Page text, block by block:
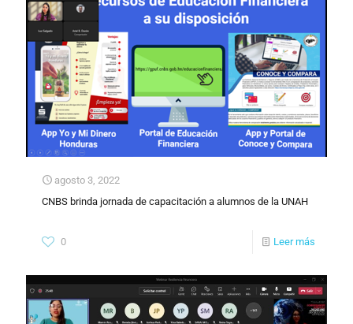
agosto 3, 2022
CNBS brinda jornada de capacitación a alumnos de la UNAH
0 Leer más